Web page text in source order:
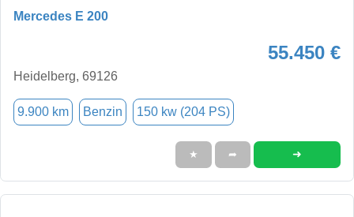
Mercedes E 200
55.450 €
Heidelberg, 69126
9.900 km Benzin 150 kw (204 PS)
★ ➦ ➜